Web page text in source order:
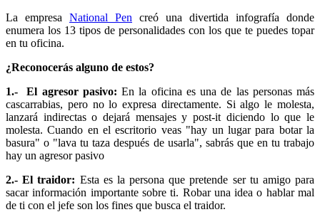
La empresa National Pen creó una divertida infografía donde
enumera los 13 tipos de personalidades con los que te puedes topar
en tu oficina.
¿Reconocerás alguno de estos?
1.- El agresor pasivo:En la oficina es una de las personas más
cascarrabias, pero no lo expresa directamente. Si algo le molesta,
lanzará indirectas o dejará mensajes y post-it diciendo lo que le
molesta. Cuando en el escritorio veas "hay un lugar para botar la
basura" o "lava tu taza después de usarla", sabrás que en tu trabajo
hay un agresor pasivo
2.- El traidor: Esta es la persona que pretende ser tu amigo para
sacar información importante sobre ti. Robar una idea o hablar mal
de ti con el jefe son los fines que busca el traidor.